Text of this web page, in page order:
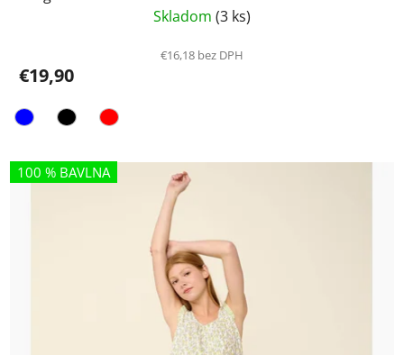
Skladom (3 ks)
€16,18 bez DPH
€19,90
100 % BAVLNA